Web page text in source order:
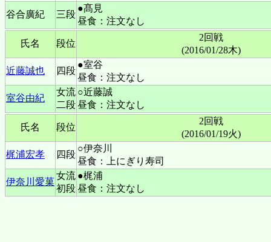
谷合廣紀
三段
●髙見
昼食：注文なし
氏名 段位
2回戦
(2016/01/28木)
近藤誠也
四段
●室谷
昼食：注文なし
室谷由紀
女流
二段
○近藤誠
昼食：注文なし
氏名 段位
2回戦
(2016/01/19火)
梶浦宏孝
四段
○伊奈川
昼食：上にぎり寿司
伊奈川愛菓
女流
初段
●梶浦
昼食：注文なし